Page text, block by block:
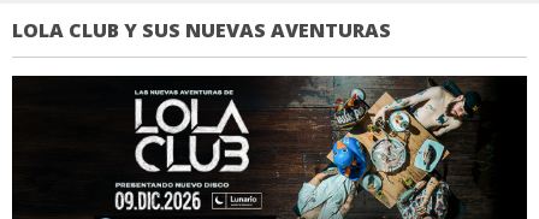
LOLA CLUB Y SUS NUEVAS AVENTURAS